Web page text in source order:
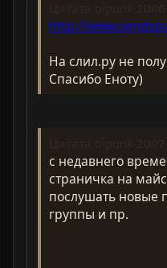
http://
На слил.ру не
Спасибо Еноту)
с недавнего
страничка на
послушать новые
группы и пр.